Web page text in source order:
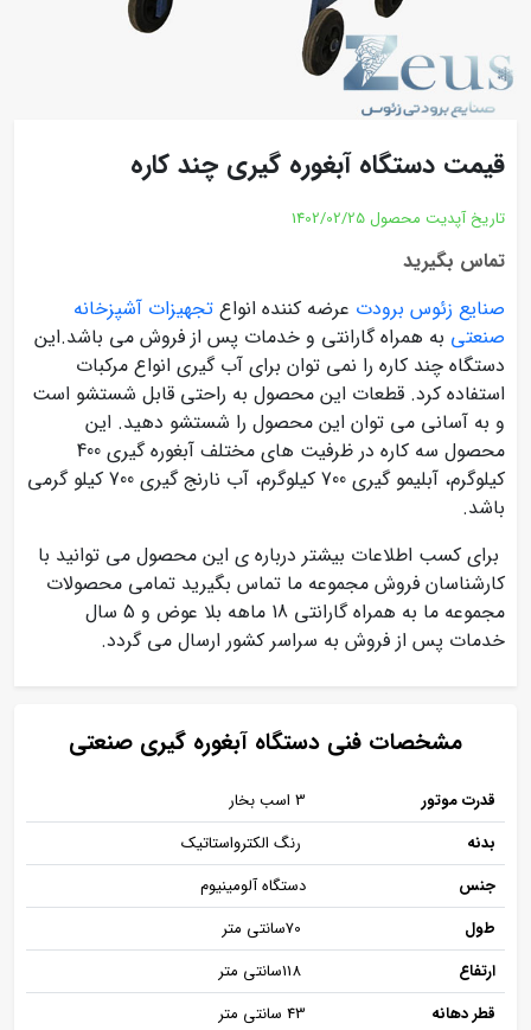
قیمت دستگاه آبغوره گیری چند کاره
تاریخ آپدیت محصول 1402/02/25
تماس بگیرید
صنایع زئوس برودت عرضه کننده انواع تجهیزات آشپزخانه
صنعتی به همراه گارانتی و خدمات پس از فروش می باشد.این
دستگاه چند کاره را نمی توان برای آب گیری انواع مرکبات
استفاده کرد. قطعات این محصول به راحتی قابل شستشو است
و به آسانی می توان این محصول را شستشو دهید. این
محصول سه کاره در ظرفیت های مختلف آبغوره گیری 400
کیلوگرم، آبلیمو گیری 700 کیلوگرم، آب نارنج گیری 700 کیلو گرمی
باشد.
برای کسب اطلاعات بیشتر درباره ی این محصول می توانید با
کارشناسان فروش مجموعه ما تماس بگیرید تمامی محصولات
مجموعه ما به همراه گارانتی 18 ماهه بلا عوض و 5 سال
خدمات پس از فروش به سراسر کشور ارسال می گردد.
مشخصات فنی دستگاه آبغوره گیری صنعتی
قدرت موتور
3 اسب بخار
بدنه
رنگ الکترواستاتیک
جنس
دستگاه آلومینیوم
طول
ارتفاع
قطر دهانه
43 سانتی متر